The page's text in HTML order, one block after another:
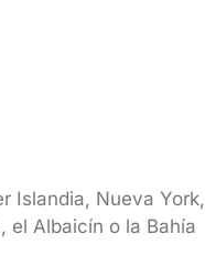
Islandia, Nueva York,
el Albaicín o la Bahía